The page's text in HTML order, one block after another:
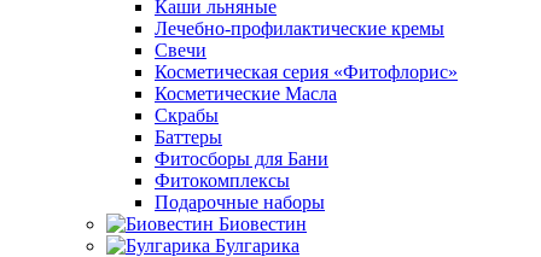
Каши льняные
Лечебно-профилактические кремы
Свечи
Косметическая серия «Фитофлорис»
Косметические Масла
Скрабы
Баттеры
Фитосборы для Бани
Фитокомплексы
Подарочные наборы
Биовестин
Булгарика